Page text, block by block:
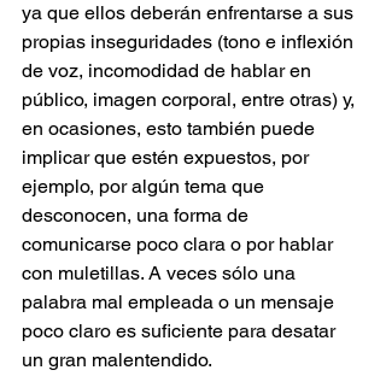
ya que ellos deberán enfrentarse a sus
propias inseguridades (tono e inflexión
de voz, incomodidad de hablar en
público, imagen corporal, entre otras) y,
en ocasiones, esto también puede
implicar que estén expuestos, por
ejemplo, por algún tema que
desconocen, una forma de
comunicarse poco clara o por hablar
con muletillas. A veces sólo una
palabra mal empleada o un mensaje
poco claro es suficiente para desatar
un gran malentendido.